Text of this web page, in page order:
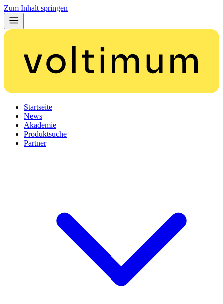
Zum Inhalt springen
Startseite
News
Akademie
Produktsuche
Partner